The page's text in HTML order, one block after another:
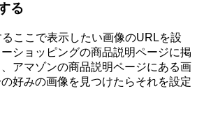
る
ここで表示したい画像のURLを設
ショッピングの商品説明ページに掲
アマゾンの商品説明ページにある画
好みの画像を見つけたらそれを設定